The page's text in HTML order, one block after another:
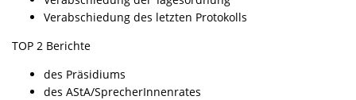
Verabschiedung des letzten Protokolls
TOP 2 Berichte
des Präsidiums
des AStA/SprecherInnenrates